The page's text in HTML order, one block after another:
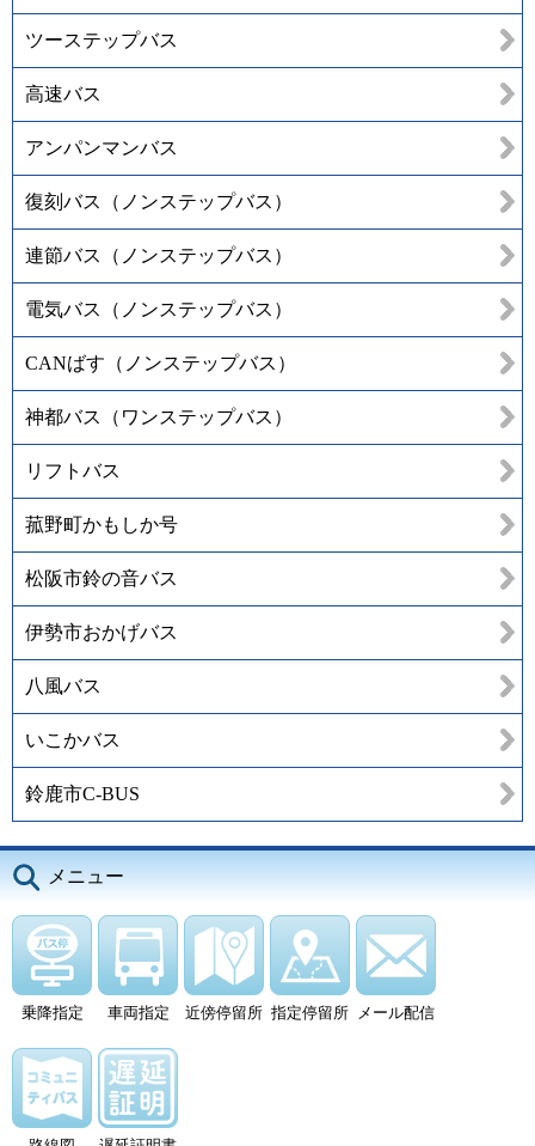
ツーステップバス
高速バス
アンパンマンバス
復刻バス（ノンステップバス）
連節バス（ノンステップバス）
電気バス（ノンステップバス）
CANばす（ノンステップバス）
神都バス（ワンステップバス）
リフトバス
菰野町かもしか号
松阪市鈴の音バス
伊勢市おかげバス
八風バス
いこかバス
鈴鹿市C-BUS
メニュー
乗降指定 車両指定 近傍停留所 指定停留所 メール配信